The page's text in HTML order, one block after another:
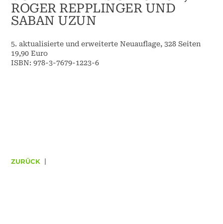
OGER REPPLINGER UND S
ABAN UZUN
5. aktualisierte und erweiterte Neuauflage, 328 Seiten
19,90 Euro
ISBN: 978-3-7679-1223-6
ZURÜCK |